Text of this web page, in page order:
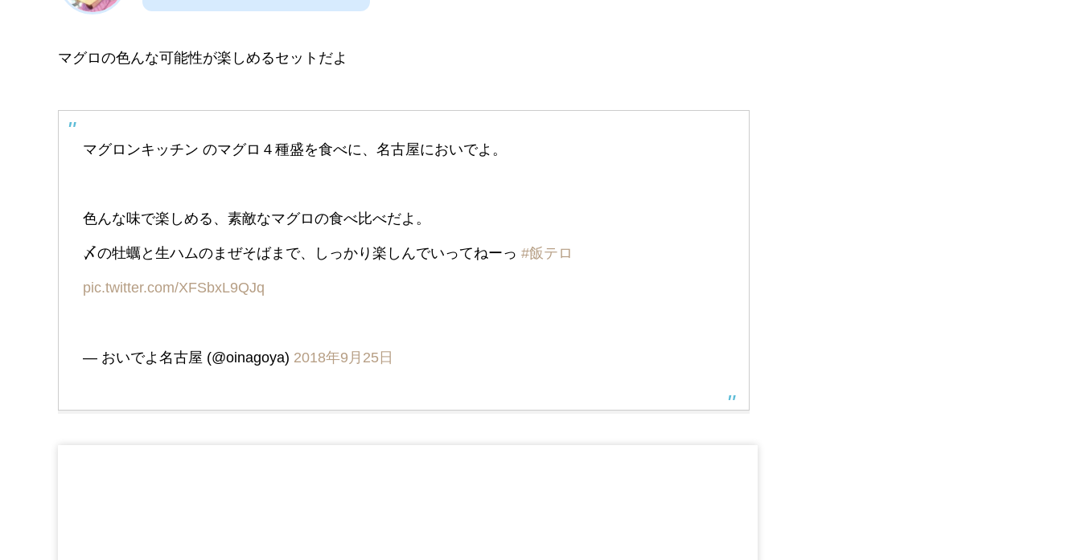
マグロの色んな可能性が楽しめるセットだよ
マグロンキッチン のマグロ４種盛を食べに、名古屋においでよ。
色んな味で楽しめる、素敵なマグロの食べ比べだよ。
〆の牡蠣と生ハムのまぜそばまで、しっかり楽しんでいってねーっ #飯テロ
pic.twitter.com/XFSbxL9QJq
— おいでよ名古屋 (@oinagoya) 2018年9月25日